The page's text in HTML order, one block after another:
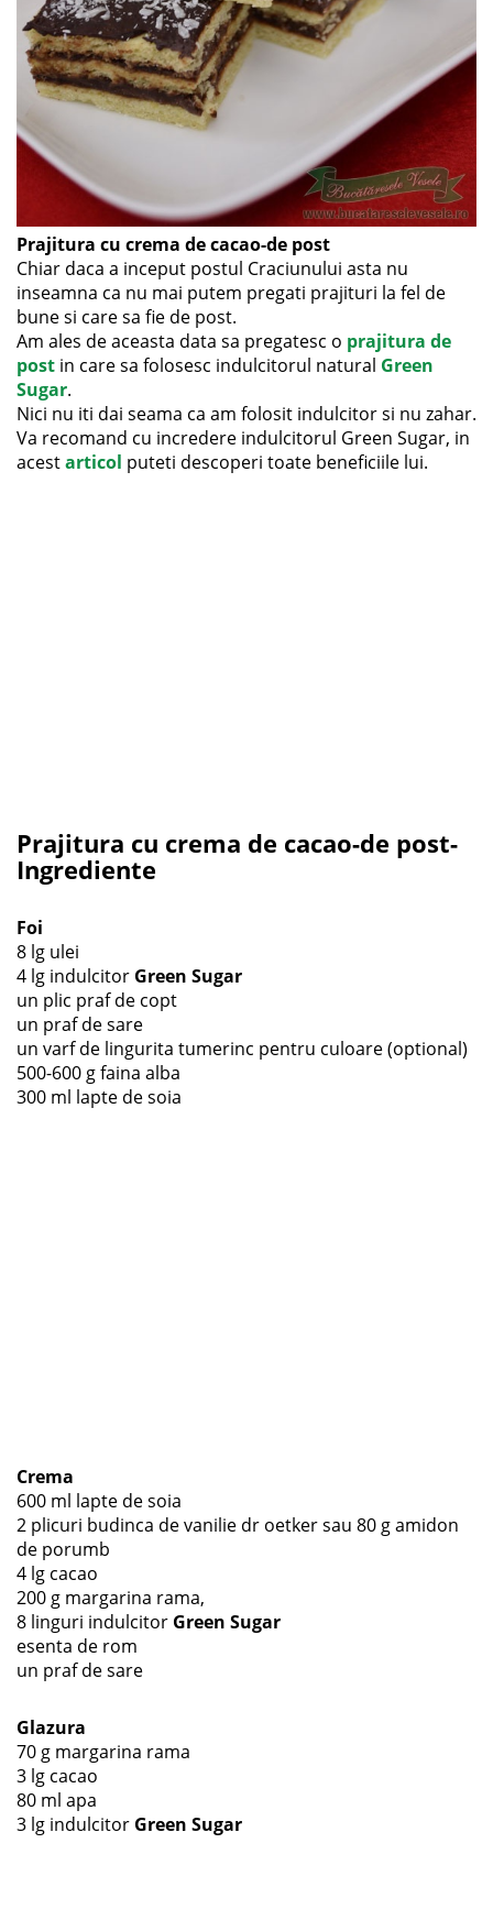
Prajitura cu crema de cacao-de post
Chiar daca a inceput postul Craciunului asta nu
inseamna ca nu mai putem pregati prajituri la fel de
bune si care sa fie de post.
Am ales de aceasta data sa pregatesc o prajitura de
post in care sa folosesc indulcitorul natural Green
Sugar.
Nici nu iti dai seama ca am folosit indulcitor si nu zahar.
Va recomand cu incredere indulcitorul Green Sugar, in
acestarticol puteti descoperi toate beneficiile lui.
Prajitura cu crema de cacao-de post-
Ingrediente
Foi
8 lg ulei
4 lg indulcitor Green Sugar
un plic praf de copt
un praf de sare
un varf de lingurita tumerinc pentru culoare (optional)
500-600 g faina alba
300 ml lapte de soia
Crema
600 ml lapte de soia
2 plicuri budinca de vanilie dr oetker sau 80 g amidon
de porumb
4 lg cacao
200 g margarina rama,
8 linguri indulcitor Green Sugar
esenta de rom
un praf de sare
Glazura
70 g margarina rama
3 lg cacao
80 ml apa
3 lg indulcitor Green Sugar